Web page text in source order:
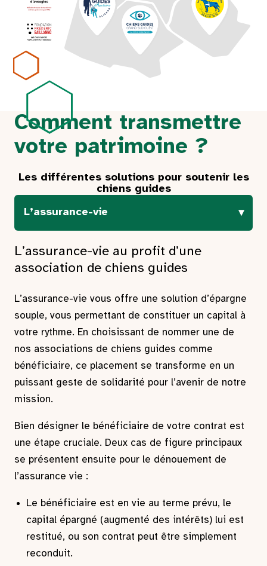
Comment transmettre
votre patrimoine ?
Les différentes solutions pour soutenir les
chiens guides
L’assurance-vie
L’assurance-vie au profit d’une
association de chiens guides
L’assurance-vie vous offre une solution d’épargne
souple, vous permettant de constituer un capital à
votre rythme. En choisissant de nommer une de
nos associations de chiens guides comme
bénéficiaire, ce placement se transforme en un
puissant geste de solidarité pour l’avenir de notre
mission.
Bien désigner le bénéficiaire de votre contrat est
une étape cruciale. Deux cas de figure principaux
se présentent ensuite pour le dénouement de
l’assurance vie :
Le bénéficiaire est en vie au terme prévu, le
capital épargné (augmenté des intérêts) lui est
restitué, ou son contrat peut être simplement
reconduit.